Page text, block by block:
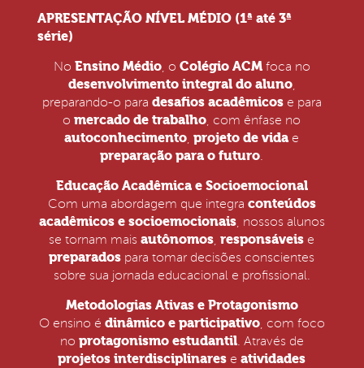
APRESENTAÇÃO NÍVEL MÉDIO (1ª até 3ª
série)
No Ensino Médio, o Colégio ACMfoca no
desenvolvimento integral do aluno,
preparando-o para desafios acadêmicose para
omercado de trabalho , com ênfase no
autoconhecimento ,projeto de vida e
preparação para o futuro.
Educação Acadêmica e Socioemocional
Com uma abordagem que integra conteúdos
acadêmicos e socioemocionais, nossos alunos
se tornam maisautônomos ,responsáveis e
preparados para tomar decisões conscientes
sobre sua jornada educacional e profissional.
Metodologias Ativas e Protagonismo
O ensino é dinâmico e participativo, com foco
no protagonismo estudantil. Através de
projetos interdisciplinares eatividades